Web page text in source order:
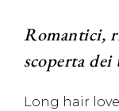
Romantici,
scoperta
Long hair